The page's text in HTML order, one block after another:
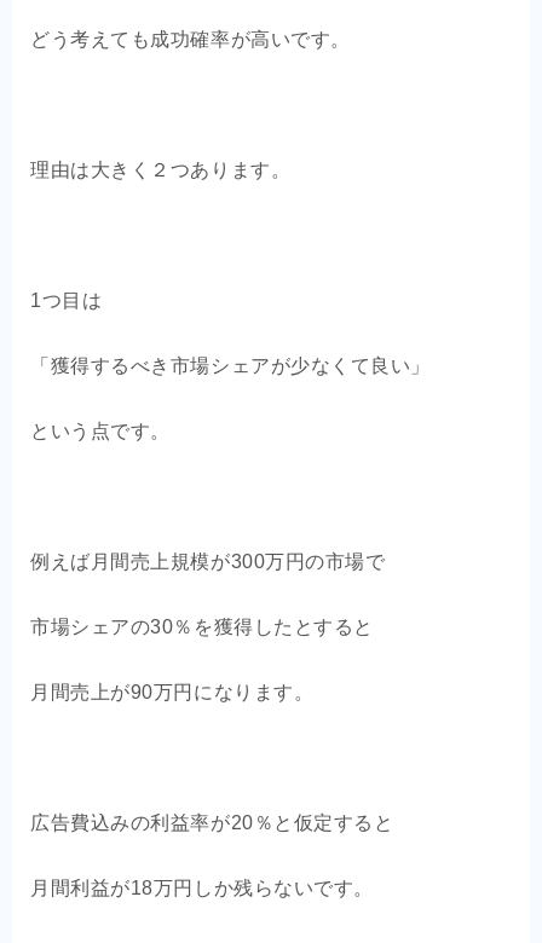
どう考えても成功確率が高いです。
理由は大きく２つあります。
1つ目は
「獲得するべき市場シェアが少なくて良い」
という点です。
例えば月間売上規模が300万円の市場で
市場シェアの30％を獲得したとすると
月間売上が90万円になります。
広告費込みの利益率が20％と仮定すると
月間利益が18万円しか残らないです。